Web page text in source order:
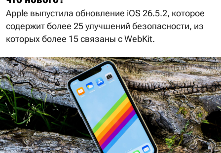
Apple выпустила обновление iOS 26.5.2, которое
содержит более 25 улучшений безопасности, из
которых более 15 связаны с WebKit.